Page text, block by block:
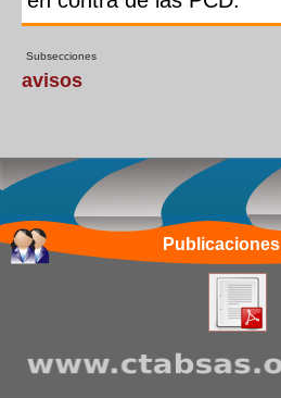
Subsecciones
avisos
Publicaciones